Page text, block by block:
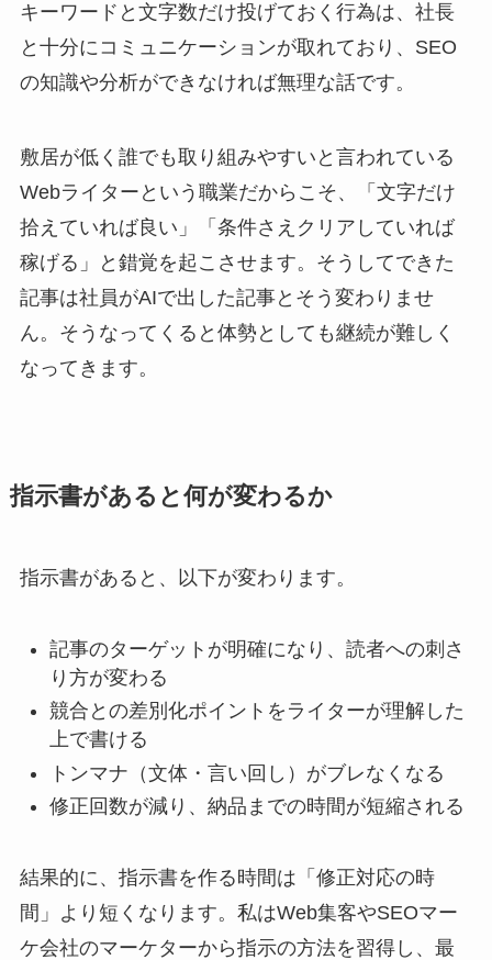
キーワードと文字数だけ投げておく行為は、社長
と十分にコミュニケーションが取れており、SEO
の知識や分析ができなければ無理な話です。
敷居が低く誰でも取り組みやすいと言われている
Webライターという職業だからこそ、「文字だけ
拾えていれば良い」「条件さえクリアしていれば
稼げる」と錯覚を起こさせます。そうしてできた
記事は社員がAIで出した記事とそう変わりませ
ん。そうなってくると体勢としても継続が難しく
なってきます。
指示書があると何が変わるか
指示書があると、以下が変わります。
記事のターゲットが明確になり、読者への刺さ
り方が変わる
競合との差別化ポイントをライターが理解した
上で書ける
トンマナ（文体・言い回し）がブレなくなる
修正回数が減り、納品までの時間が短縮される
結果的に、指示書を作る時間は「修正対応の時
間」より短くなります。私はWeb集客やSEOマー
ケ会社のマーケターから指示の方法を習得し、最